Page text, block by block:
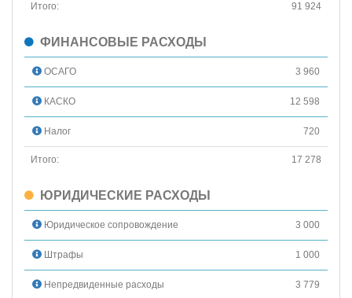
Итого: 91 924
ФИНАНСОВЫЕ РАСХОДЫ
ОСАГО 3 960
КАСКО 12 598
Налог 720
Итого: 17 278
ЮРИДИЧЕСКИЕ РАСХОДЫ
Юридическое сопровождение 3 000
Штрафы 1 000
Непредвиденные расходы 3 779